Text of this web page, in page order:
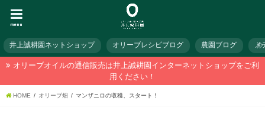
menu
井上誠耕園ネットショップ オリーブレシピブログ 農園ブログ メ
オリーブオイルの通信販売は井上誠耕園インターネットショップをご利
用ください！
HOME オリーブ畑 マンザニロの収穫、スタート！